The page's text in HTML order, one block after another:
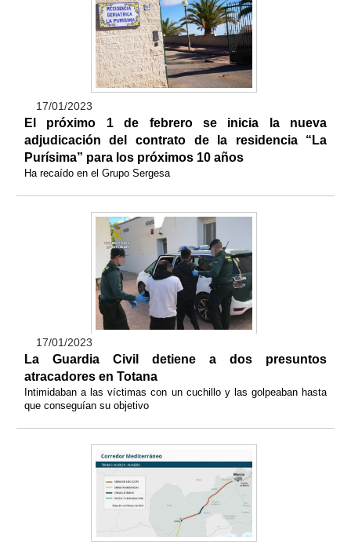
17/01/2023
El próximo 1 de febrero se inicia la nueva
adjudicación del contrato de la residencia “La
Purísima” para los próximos 10 años
Ha recaído en el Grupo Sergesa
17/01/2023
La Guardia Civil detiene a dos presuntos
atracadores en Totana
Intimidaban a las víctimas con un cuchillo y las golpeaban hasta
que conseguían su objetivo